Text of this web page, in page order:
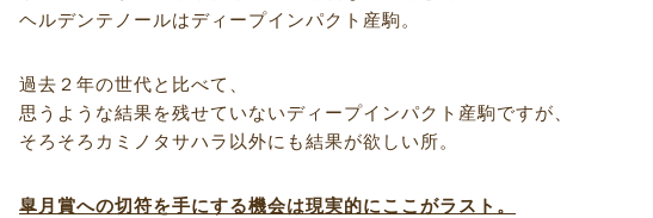
ヘルデンテノールはディープインパクト産駒。
過去２年の世代と比べて、
思うような結果を残せていないディープインパクト産駒ですが、
そろそろカミノタサハラ以外にも結果が欲しい所。
皐月賞への切符を手にする機会は現実的にここがラスト。